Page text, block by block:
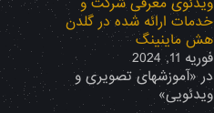
خدمات ارائه شده در گلدن
هش ماینینگ
فوریه 11, 2024
در «آموزشهای تصویری و
ویدئویی»